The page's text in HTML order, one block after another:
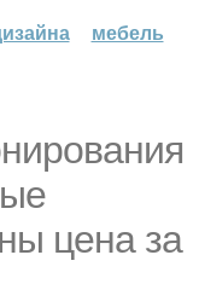
мебель
цена за